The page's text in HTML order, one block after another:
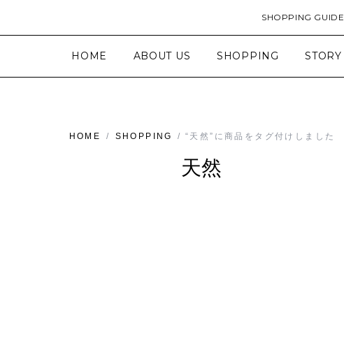
SHOPPING GUIDE
HOME ABOUT US SHOPPING STORY
HOME / SHOPPING / “天然”に商品をタグ付けしました
天然